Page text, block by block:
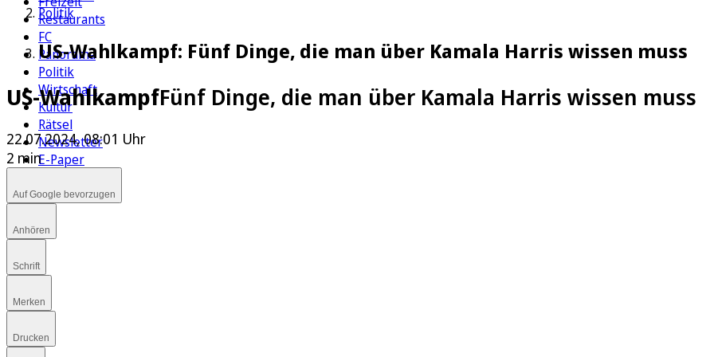
Restaurants
FC
Panorama
Politik
Wirtschaft
Kultur
Rätsel
Newsletter
E-Paper
Politik
US-Wahlkampf: Fünf Dinge, die man über Kamala Harris wissen muss
US-WahlkampfFünf Dinge, die man über Kamala Harris wissen muss
22.07.2024, 08:01 Uhr
2 min
Auf Google bevorzugen
Anhören
Schrift
Merken
Drucken